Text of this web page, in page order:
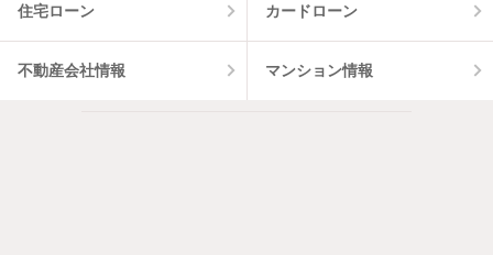
住宅ローン カードローン
不動産会社情報 マンション情報